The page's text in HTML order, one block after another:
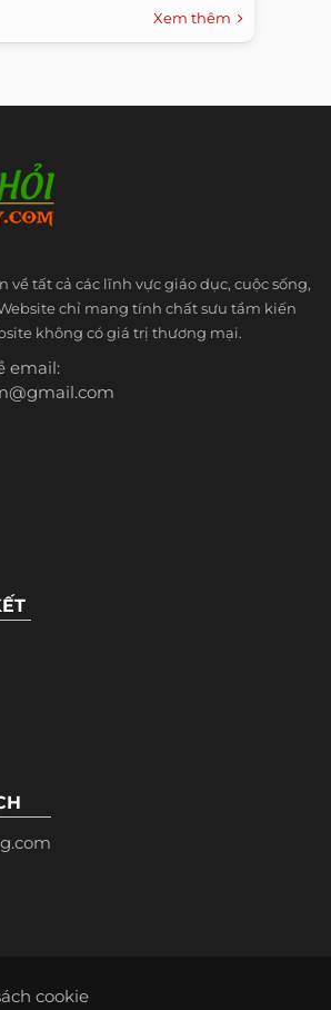
Xem thêm
về tất cả các lĩnh vực giáo dục, cuộc sống,
chỉ mang tính chất sưu tầm kiến
không có giá trị thương mại.
email:
cookie